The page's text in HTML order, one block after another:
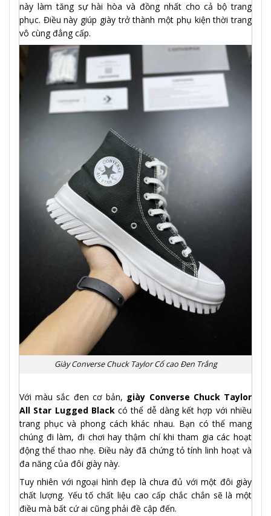
này làm tăng sự hài hòa và đồng nhất cho cả bộ trang
phục. Điều này giúp giày trở thành một phụ kiện thời trang
vô cùng đẳng cấp.
Giày Converse Chuck Taylor Cổ cao Đen Trắng
Với màu sắc đen cơ bản, giày Converse Chuck Taylor
All Star Lugged Blackcó thể dễ dàng kết hợp với nhiều
trang phục và phong cách khác nhau. Bạn có thể mang
chúng đi làm, đi chơi hay thậm chí khi tham gia các hoạt
động thể thao nhẹ. Điều này đã chứng tỏ tính linh hoạt và
đa năng của đôi giày này.
Tuy nhiên với ngoại hình đẹp là chưa đủ với một đôi giày
chất lượng. Yếu tố chất liệu cao cấp chắc chắn sẽ là một
điều mà bất cứ ai cũng phải đề cập đến.